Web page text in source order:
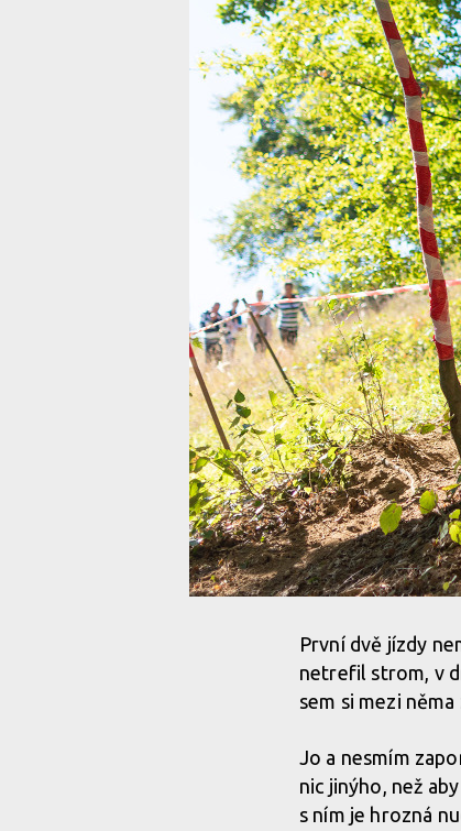
První dvě jízdy
netrefil strom, v
sem si mezi
Jo a nesmím
nic jinýho, než
s ním je hrozná